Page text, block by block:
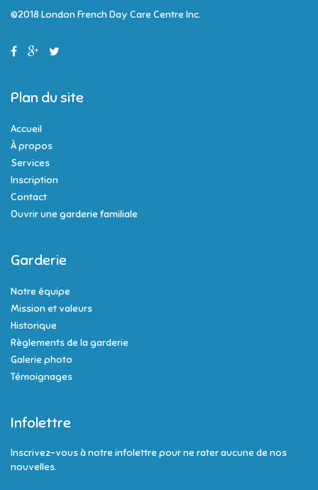
©2018 London French Day Care Centre Inc.
Plan du site
Accueil
À propos
Services
Inscription
Contact
Ouvrir une garderie familiale
Garderie
Notre équipe
Mission et valeurs
Historique
Règlements de la garderie
Galerie photo
Témoignages
Infolettre
Inscrivez-vous à notre infolettre pour ne rater aucune de nos
nouvelles.